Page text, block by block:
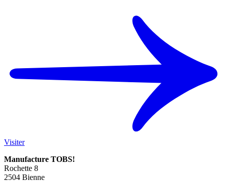
Visiter
Manufacture TOBS!
Rochette 8
2504 Bienne